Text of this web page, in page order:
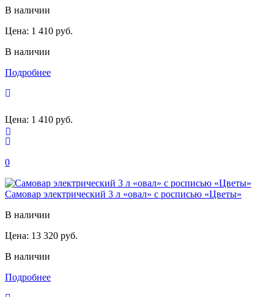
В наличии
Цена: 1 410 руб.
В наличии
Подробнее
Цена: 1 410 руб.
0
Самовар электрический 3 л «овал» с росписью «Цветы»
В наличии
Цена: 13 320 руб.
В наличии
Подробнее